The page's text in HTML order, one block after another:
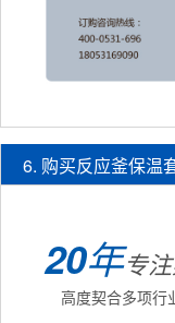
6. 购买反应釜保温
20年专
高度契合多项行